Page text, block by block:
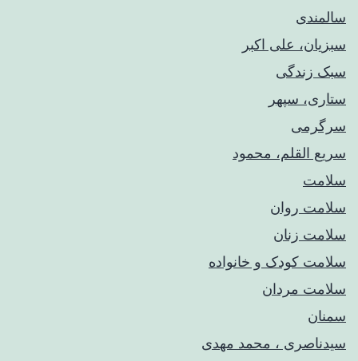
سالمندی
سبزیان، علی اکبر
سبک زندگی
ستاری، سپهر
سرگرمی
سریع القلم، محمود
سلامت
سلامت روان
سلامت زنان
سلامت کودک‌ و خانواده
سلامت مردان
سمنان
سیدناصری ، محمد مهدی